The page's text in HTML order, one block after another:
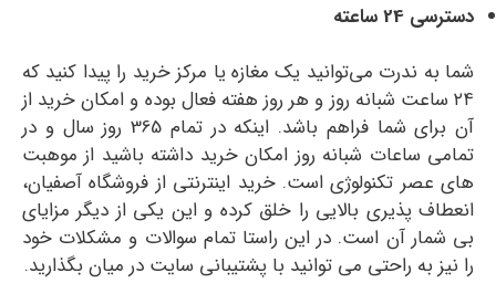
دسترسی 24 ساعته
شما به ندرت می‌توانید یک مغازه یا مرکز خرید را پیدا کنید که
۲۴ ساعت شبانه روز و هر روز هفته فعال بوده و امکان خرید از
آن برای شما فراهم باشد. اینکه در تمام 365 روز سال و در
تمامی ساعات شبانه روز امکان خرید داشته باشید از موهبت
های عصر تکنولوژی است. خرید اینترنتی از فروشگاه آصفیان،
انعطاف پذیری بالایی را خلق کرده و این یکی از دیگر مزایای
بی شمار آن است. در این راستا تمام سوالات و مشکلات خود
را نیز به راحتی می توانید با پشتیبانی سایت در میان بگذارید.